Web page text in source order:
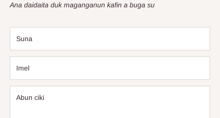
Ana daidaita duk maganganun kafin a buga su
Suna
Imel
Abun ciki